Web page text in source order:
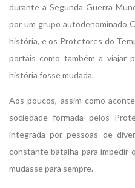
durante a Segunda Guerra
por um grupo autodenominado
história, e os Protetores do
portais como também a viajar
história fosse mudada.
Aos poucos, assim como
sociedade formada pelos
integrada por pessoas de
constante batalha para impedir
mudasse para sempre.